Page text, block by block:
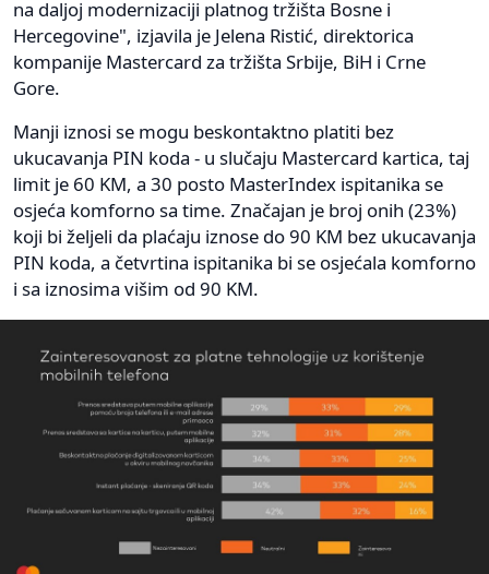
na daljoj modernizaciji platnog tržišta Bosne i
Hercegovine", izjavila je Jelena Ristić, direktorica
kompanije Mastercard za tržišta Srbije, BiH i Crne
Gore.
Manji iznosi se mogu beskontaktno platiti bez
ukucavanja PIN koda - u slučaju Mastercard kartica, taj
limit je 60 KM, a 30 posto MasterIndex ispitanika se
osjeća komforno sa time. Značajan je broj onih (23%)
koji bi željeli da plaćaju iznose do 90 KM bez ukucavanja
PIN koda, a četvrtina ispitanika bi se osjećala komforno
i sa iznosima višim od 90 KM.